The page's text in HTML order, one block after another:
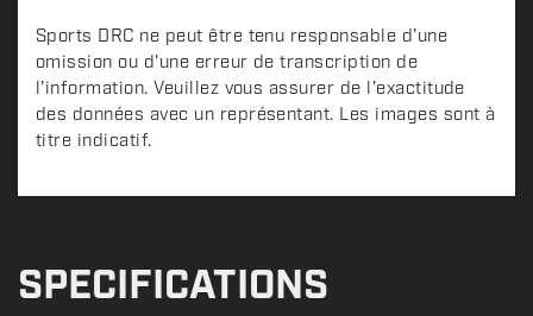
Sports DRC ne peut être tenu responsable d'une
omission ou d'une erreur de transcription de
l'information. Veuillez vous assurer de l'exactitude
des données avec un représentant. Les images sont à
titre indicatif.
SPECIFICATIONS